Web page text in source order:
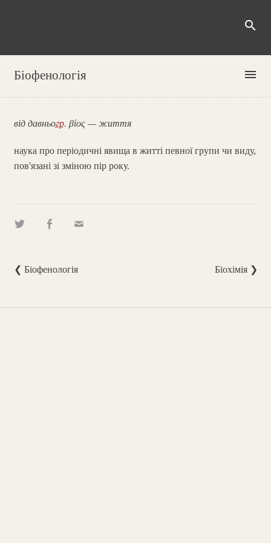
search
Біофенологія menu
від давньогр. βίος — життя
наука про періодичні явища в житті певної групи чи виду,
пов'язані зі зміною пір року.
❮ Біофенологія Біохімія ❯